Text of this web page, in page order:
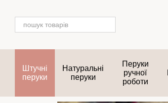
Штучні
перуки
Натуральні
перуки
Перуки
ручної
роботи